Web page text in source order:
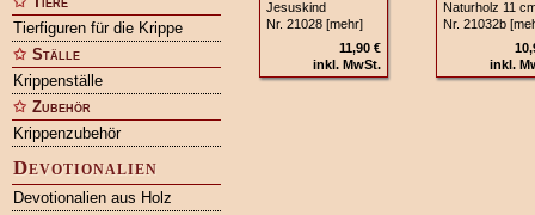
Tierfiguren für die Krippe
Ställe
Krippenställe
Zubehör
Krippenzubehör
Devotionalien
Devotionalien aus Holz
Jesuskind
Nr. 21028 [mehr]
11,90 €
inkl. MwSt.
Naturholz 11
Nr. 21032b
inkl.